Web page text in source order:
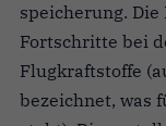
speicherung.
Fortschritte bei
Flugkraftstoffe
bezeichnet, was